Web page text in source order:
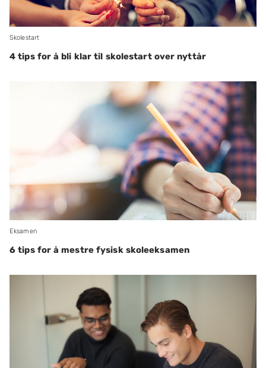
Skolestart
4 tips for å bli klar til skolestart over nyttår
Eksamen
6 tips for å mestre fysisk skoleeksamen